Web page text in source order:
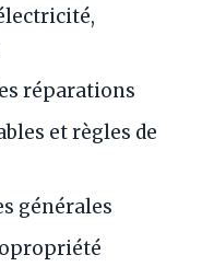
réparations
et règles de
générales